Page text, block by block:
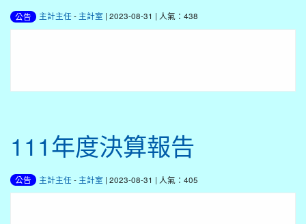
公告 主計主任- 主計室 | 2023-08-31 | 人氣：438
111年度決算報告
公告 主計主任- 主計室 | 2023-08-31 | 人氣：405